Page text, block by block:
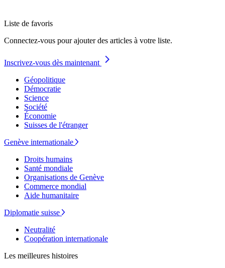
Liste de favoris
Connectez-vous pour ajouter des articles à votre liste.
Inscrivez-vous dès maintenant
Géopolitique
Démocratie
Science
Société
Économie
Suisses de l'étranger
Genève internationale
Droits humains
Santé mondiale
Organisations de Genève
Commerce mondial
Aide humanitaire
Diplomatie suisse
Neutralité
Coopération internationale
Les meilleures histoires